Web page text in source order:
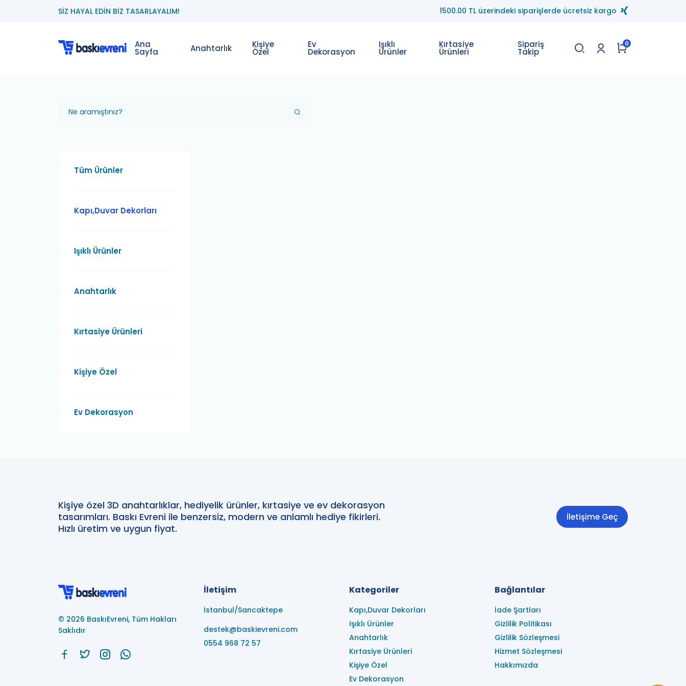
SİZ HAYAL EDİN BİZ TASARLAYALIM! 1500.00 TL üzerindeki siparişlerde ücretsiz kargo
Ana
Sayfa Anahtarlık Kişiye
Özel
Ev
Dekorasyon
Işıklı
Ürünler
Kırtasiye
Ürünleri
Sipariş
Takip
0
Tüm Ürünler
Kapı,Duvar Dekorları
Işıklı Ürünler
Anahtarlık
Kırtasiye Ürünleri
Kişiye Özel
Ev Dekorasyon
Kişiye özel 3D anahtarlıklar, hediyelik ürünler, kırtasiye ve ev dekorasyon
tasarımları. Baskı Evreni ile benzersiz, modern ve anlamlı hediye fikirleri.
Hızlı üretim ve uygun fiyat.
İletişime Geç
© 2026 BaskıEvreni, Tüm Hakları
Saklıdır
İletişim
İstanbul/Sancaktepe
destek@baskievreni.com
0554 968 72 57
Kategoriler
Kapı,Duvar Dekorları
Işıklı Ürünler
Anahtarlık
Kırtasiye Ürünleri
Kişiye Özel
Ev Dekorasyon
Bağlantılar
İade Şartları
Gizlilik Politikası
Gizlilik Sözleşmesi
Hizmet Sözleşmesi
Hakkımızda